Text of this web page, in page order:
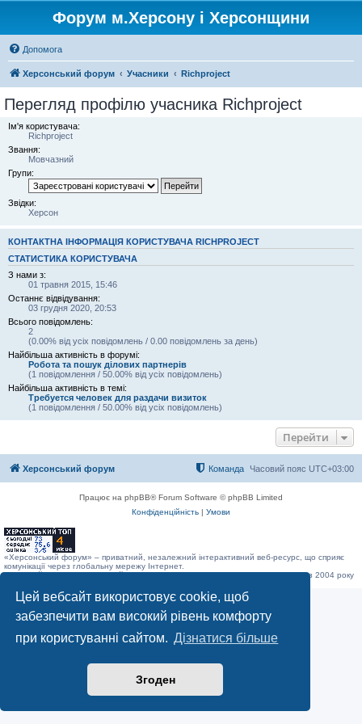
Цей вебсайт використовує cookie, щоб
забезпечити вам високий рівень комфорту
при користуванні сайтом. Дізнатися більше
Згоден
Форум м.Херсону і Херсонщини
Допомога
Херсонський форум Учасники Richproject
Перегляд профілю учасника Richproject
Ім'я користувача:
Richproject
Звання:
Мовчазний
Групи:
Звідки:
Херсон
КОНТАКТНА ІНФОРМАЦІЯ КОРИСТУВАЧА RICHPROJECT
СТАТИСТИКА КОРИСТУВАЧА
З нами з:
01 травня 2015, 15:46
Останнє відвідування:
03 грудня 2020, 20:53
Всього повідомлень:
2
(0.00% від усіх повідомлень / 0.00 повідомлень за день)
Найбільша активність в форумі:
Робота та пошук ділових партнерів
(1 повідомлення / 50.00% від усіх повідомлень)
Найбільша активність в темі:
Требуется человек для раздачи визиток
(1 повідомлення / 50.00% від усіх повідомлень)
Перейти
Херсонський форум Часовий пояс UTC+03:00
Команда
Працює на phpBB® Forum Software © phpBB Limited
Конфіденційність | Умови
«Херсонський форум» – приватний, незалежний інтерактивний веб-ресурс, що сприяє
комунікації через глобальну мережу Інтернет.
Відкривайтеhf.uaта приєднуйтесь до дружньої спільноти, яка тут спілкується з 2004 року